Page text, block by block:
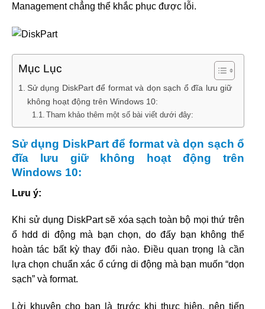
Management chẳng thể khắc phục được lỗi.
Mục Lục
Sử dụng DiskPart để format và dọn sạch ổ đĩa lưu giữ
không hoạt động trên Windows 10:
Tham khảo thêm một số bài viết dưới đây:
Sử dụng DiskPart để format và dọn sạch ổ
đĩa lưu giữ không hoạt động trên
Windows 10:
Lưu ý:
Khi sử dụng DiskPart sẽ xóa sạch toàn bộ mọi thứ trên
ổ hdd di động mà bạn chọn, do đấy bạn không thể
hoàn tác bất kỳ thay đổi nào. Điều quan trọng là cần
lựa chọn chuẩn xác ổ cứng di động mà bạn muốn “dọn
sạch” và format.
Lời khuyên cho bạn là trước khi thực hiện, nên tiến